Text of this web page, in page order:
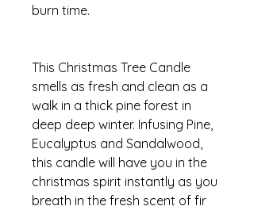
burn time.
This Christmas Tree Candle
smells as fresh and clean as a
walk in a thick pine forest in
deep deep winter. Infusing Pine,
Eucalyptus and Sandalwood,
this candle will have you in the
christmas spirit instantly as you
breath in the fresh scent of fir